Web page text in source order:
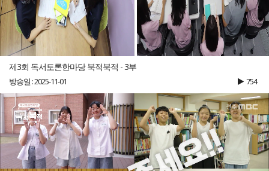
제3회 독서토론한마당 북적북적 - 3부
방송일 : 2025-11-01 754